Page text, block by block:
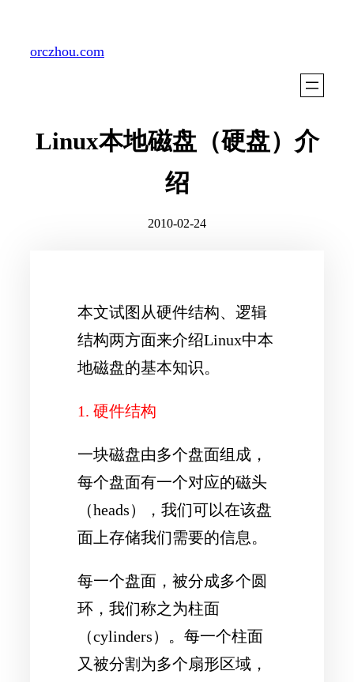
orczhou.com
Linux本地磁盘（硬盘）介
绍
2010-02-24
本文试图从硬件结构、逻辑
结构两方面来介绍Linux中本
地磁盘的基本知识。
1. 硬件结构
一块磁盘由多个盘面组成，
每个盘面有一个对应的磁头
（heads）
，我们可以在该盘
面上存储我们需要的信息。
每一个盘面，被分成多个圆
环，我们称之为柱面
（cylinders） 。每一个柱面
又被分割为多个扇形区域，